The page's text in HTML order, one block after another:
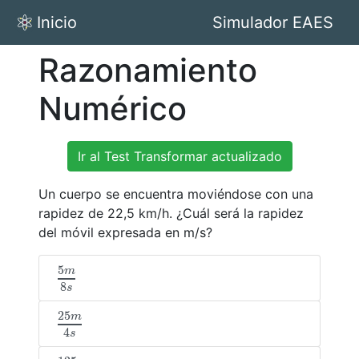
Inicio Simulador EAES
Razonamiento
Numérico
Ir al Test Transformar actualizado
Un cuerpo se encuentra moviéndose con una
rapidez de 22,5 km/h. ¿Cuál será la rapidez
del móvil expresada en m/s?
5m8
5m
8s
25m
25m
4s